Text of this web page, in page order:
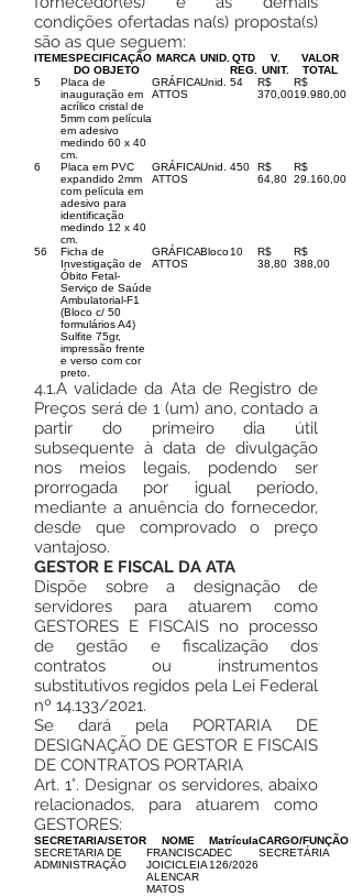
condições ofertadas na(s) proposta(s)
são as que seguem:
ITEMESPECIFICAÇÃO
DO OBJETO
MARCA UNID. QTD
REG.
V.
UNIT.
VALOR
TOTAL
5
Placa de
inauguração em
acrílico cristal de
5mm com película
em adesivo
medindo 60 x 40
cm.
GRÁFICA
ATTOS
Unid. 54
R$
370,00
R$
19.980,00
6
Placa em PVC
expandido 2mm
com película em
adesivo para
identificação
medindo 12 x 40
cm.
GRÁFICA
ATTOS
Unid. 450
R$
64,80
R$
29.160,00
56
Ficha de
Investigação de
Óbito Fetal-
Serviço de Saúde
Ambulatorial-F1
(Bloco c/ 50
formulários A4)
Sulfite 75gr,
impressão frente
e verso com cor
preto.
GRÁFICA
ATTOS
Bloco10
R$
38,80
R$
388,00
4.1.A validade da Ata de Registro de
Preços será de 1 (um) ano, contado a
partir do primeiro dia útil
subsequente à data de divulgação
nos meios legais, podendo ser
prorrogada por igual período,
mediante a anuência do fornecedor,
desde que comprovado o preço
vantajoso.
GESTOR E FISCAL DA ATA
Dispõe sobre a designação de
servidores para atuarem como
GESTORES E FISCAIS no processo
de gestão e fiscalização dos
contratos ou instrumentos
substitutivos regidos pela Lei Federal
nº 14.133/2021.
Se dará pela PORTARIA DE
DESIGNAÇÃO DE GESTOR E FISCAIS
DE CONTRATOS PORTARIA
Art. 1°. Designar os servidores, abaixo
relacionados, para atuarem como
GESTORES:
SECRETARIA/SETOR NOME MatrículaCARGO/FUNÇÃO
SECRETARIA DE
ADMINISTRAÇÃO
FRANCISCA
JOICICLEIA
ALENCAR
MATOS
DEC
126/2026
SECRETÁRIA